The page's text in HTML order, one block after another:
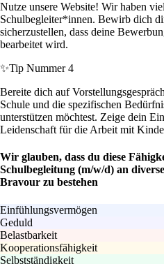
Nutze unsere Website! Wir haben
Schulbegleiter*innen. Bewirb dich
sicherzustellen, dass deine
bearbeitet wird.
✨Tip Nummer 4
Bereite dich auf
Schule und die spezifischen
unterstützen möchtest. Zeige dein
Leidenschaft für die Arbeit mit
Wir glauben, dass du diese
Schulbegleitung (m/w/d) an
Bravour zu bestehen
Einfühlungsvermögen
Geduld
Belastbarkeit
Kooperationsfähigkeit
Selbstständigkeit